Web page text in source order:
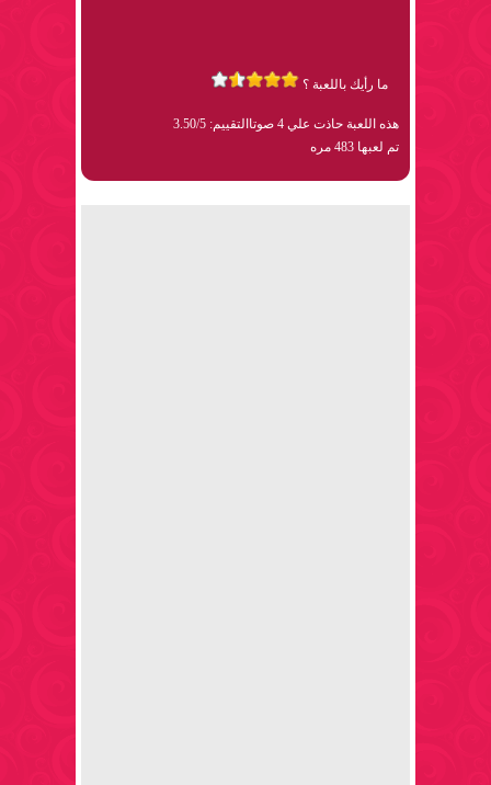
ما رأيك باللعبة ؟
هذه اللعبة حاذت علي 4 صوتا
التقييم: 3.50/5
تم لعبها 483 مره